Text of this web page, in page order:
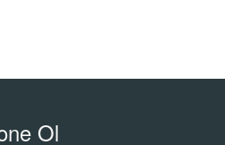
Ol